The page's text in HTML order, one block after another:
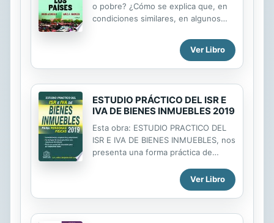
o pobre? ¿Cómo se explica que, en
condiciones similares, en algunos
no? ¿Qué papel tiene la política en
estas cuestiones? Que algunas
naciones sean más prósperas que
climatología?, ¿a su ubicación
geográfica? No, en absoluto.
Ninguna cuestión relativa a la
prosperidad de un país está
relacionada con estos factores, sino
tangible: la política económica que
dictaminan sus dirigentes. Son los
líderes de cada...
Ver Libro
ESTUDIO PRÁCTICO DEL ISR E
IVA DE BIENES INMUEBLES 2019
Esta obra: ESTUDIO PRACTICO DEL
ISR E IVA DE BIENES INMUEBLES, nos
presenta una forma práctica de
respectivos reglamentos en materia
de Bienes Inmuebles. Sus casos
prácticos estan estructurados con
un planteamiento integral que le
Ver Libro